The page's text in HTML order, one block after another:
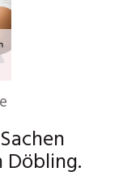
Döbling.